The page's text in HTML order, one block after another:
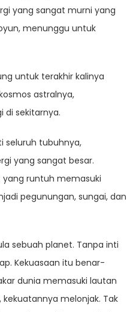
yang sangat murni yang
menunggu untuk
untuk terakhir kalinya
astralnya,
di sekitarnya.
seluruh tubuhnya,
yang sangat besar.
yang runtuh memasuki
pegunungan, sungai, dan
sebuah planet. Tanpa inti
Kekuasaan itu benar-
dunia memasuki lautan
kekuatannya melonjak. Tak